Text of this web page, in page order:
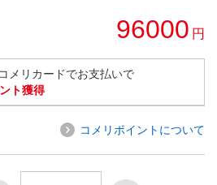
96000 円
メリカードでお支払いで
ト獲得
コメリポイントについて